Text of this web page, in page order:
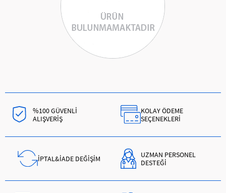
%100 GÜVENLİ
ALIŞVERİŞ
KOLAY ÖDEME
SEÇENEKLERİ
İPTAL&İADE DEĞİŞİM
UZMAN PERSONEL
DESTEĞİ